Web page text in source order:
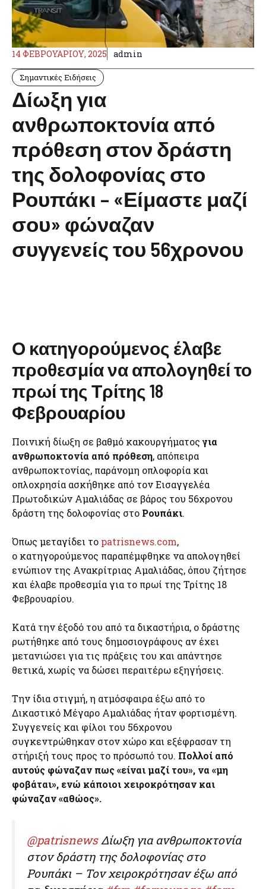
14 ΦΕΒΡΟΥΑΡΊΟΥ, 2025 admin
Σημαντικές Ειδήσεις
Δίωξη για
ανθρωποκτονία από
πρόθεση στον δράστη
της δολοφονίας στο
Ρουπάκι – «Είμαστε μαζί
σου» φώναζαν
συγγενείς του 56χρονου
Ο κατηγορούμενος έλαβε
προθεσμία να απολογηθεί το
πρωί της Τρίτης 18
Φεβρουαρίου
Ποινική δίωξη σε βαθμό κακουργήματος για
ανθρωποκτονία από πρόθεση, απόπειρα
ανθρωποκτονίας, παράνομη οπλοφορία και
οπλοχρησία ασκήθηκε από τον Εισαγγελέα
Πρωτοδικών Αμαλιάδας σε βάρος του 56χρονου
δράστη της δολοφονίας στο Ρουπάκι.
Όπως μεταγίδει το patrisnews.com,
ο κατηγορούμενος παραπέμφθηκε να απολογηθεί
ενώπιον της Ανακρίτριας Αμαλιάδας, όπου ζήτησε
και έλαβε προθεσμία για το πρωί της Τρίτης 18
Φεβρουαρίου.
Κατά την έξοδό του από τα δικαστήρια, ο δράστης
ρωτήθηκε από τους δημοσιογράφους αν έχει
μετανιώσει για τις πράξεις του και απάντησε
θετικά, χωρίς να δώσει περαιτέρω εξηγήσεις.
Την ίδια στιγμή, η ατμόσφαιρα έξω από το
Δικαστικό Μέγαρο Αμαλιάδας ήταν φορτισμένη.
Συγγενείς και φίλοι του 56χρονου
συγκεντρώθηκαν στον χώρο και εξέφρασαν τη
στήριξή τους προς το πρόσωπό του. Πολλοί από
αυτούς φώναζαν πως «είναι μαζί του», να «μη
φοβάται», ενώ κάποιοι χειροκρότησαν και
φώναζαν «αθώος».
@patrisnewsΔίωξη για ανθρωποκτονία
στον δράστη της δολοφονίας στο
Ρουπάκι – Τον χειροκρότησαν έξω από